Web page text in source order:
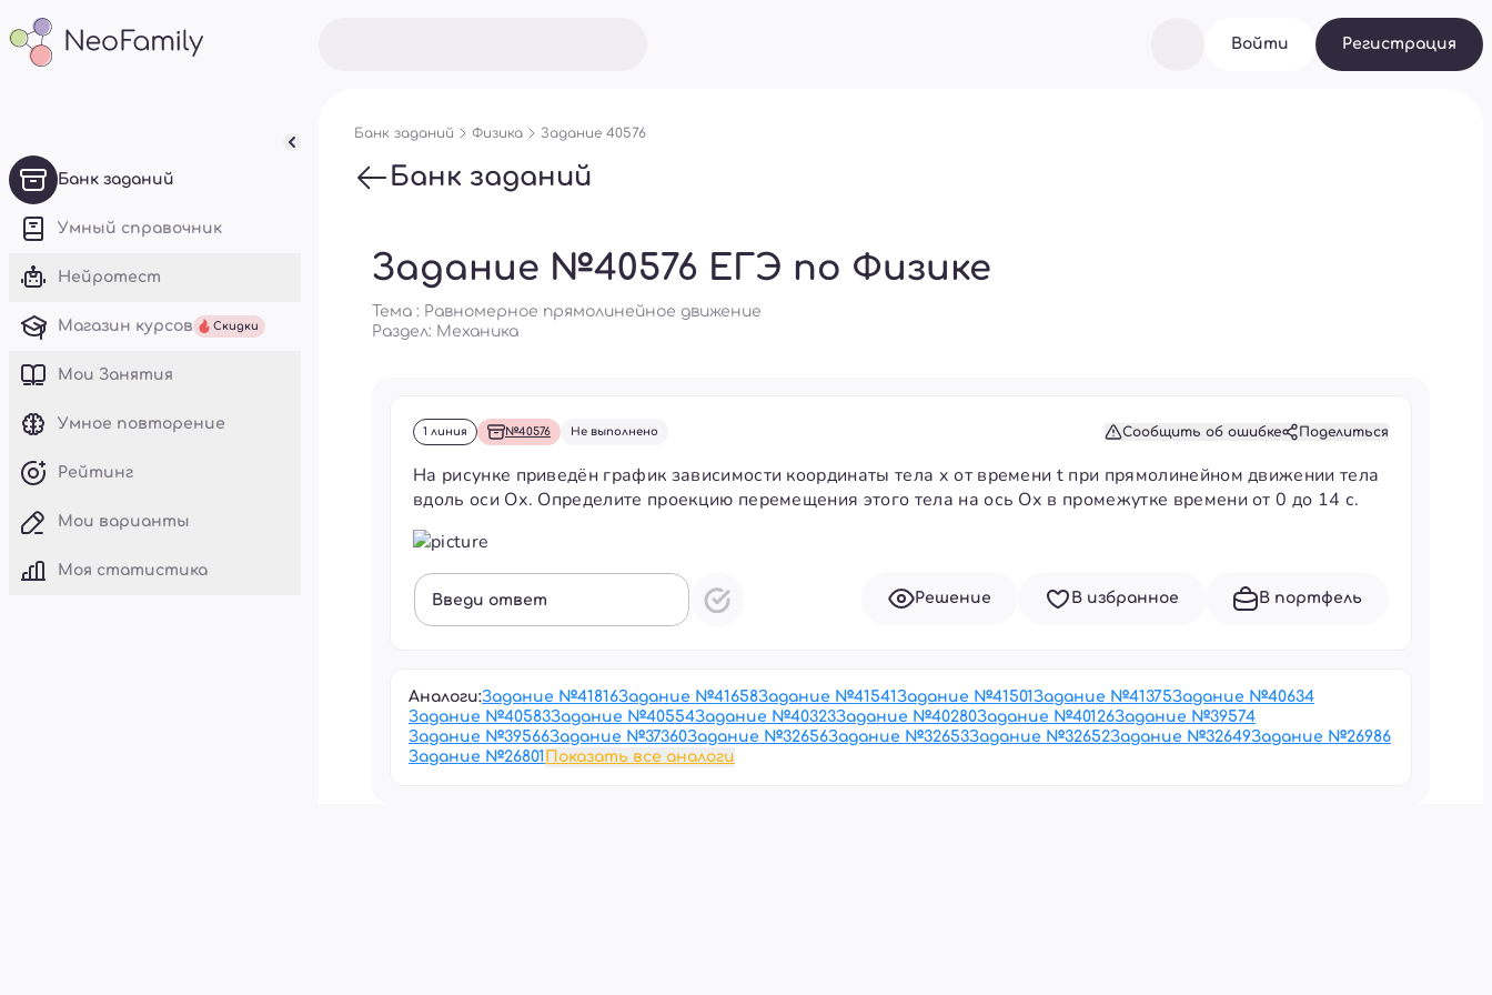
Банк заданий
Умный справочник
Нейротест
Магазин курсов Скидки
Mои Занятия
Умное повторение
Рейтинг
Мои варианты
Моя статистика
Войти Регистрация
Банк заданий Физика Задание 40576
Банк заданий
Задание №40576 ЕГЭ по Физике
Тема : Равномерное прямолинейное движение
Раздел: Механика
1 линия №40576 Не выполнено Сообщить об ошибке Поделиться
На рисунке приведён график зависимости координаты тела х от времени t при прямолинейном движении тела
вдоль оси Ох. Определите проекцию перемещения этого тела на ось Ох в промежутке времени от 0 до 14 с.
Введи ответ Решение В избранное В портфель
Аналоги:Задание №41816Задание №41658Задание №41541Задание №41501Задание №41375Задание №40634
Задание №40583Задание №40554Задание №40323Задание №40280Задание №40126Задание №39574
Задание №39566Задание №37360Задание №32656Задание №32653Задание №32652Задание №32649Задание №26986
Задание №26801 Показать все аналоги